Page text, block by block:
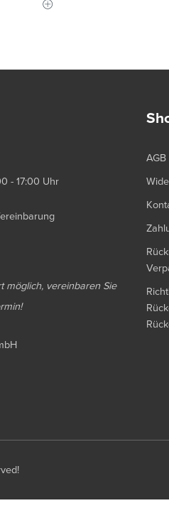
- 17:00 Uhr
möglich, vereinbaren Sie
AGB